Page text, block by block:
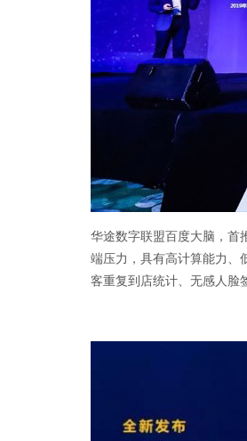
华途数字联盟百度大脑，首
端压力，具有高计算能力、
客重复到店统计、无感人脸